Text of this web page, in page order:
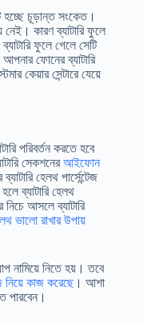
হচ্ছে চূড়ান্ত সংকেত।
কারণ ব্যাটারি ফুলে
ফুলে গেলে সেটি
ফোনের ব্যাটারি
কেয়ার সেন্টারে যেয়ে
পরিবর্তন করতে হবে
সেকশনেরআইফোন
হেলথ পার্সেন্টেজ
ব্যাটারি হেলথ
আসলে ব্যাটারি
ভালো রাখার উপায়
নামিয়ে নিতে হয়। তবে
নিয়ে কাজ করেছে। আশা
পারবেন।